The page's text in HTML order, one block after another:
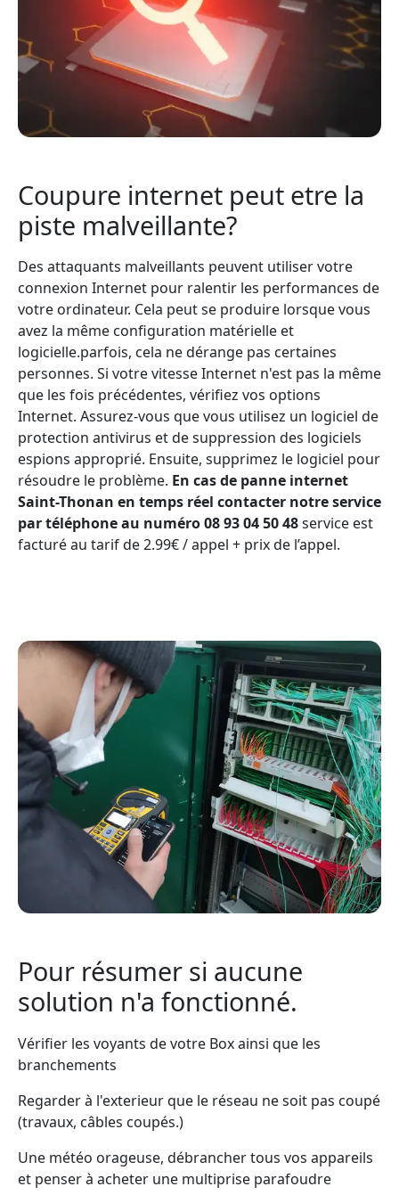
Coupure internet peut etre la
piste malveillante?
Des attaquants malveillants peuvent utiliser votre
connexion Internet pour ralentir les performances de
votre ordinateur. Cela peut se produire lorsque vous
avez la même configuration matérielle et
logicielle.parfois, cela ne dérange pas certaines
personnes. Si votre vitesse Internet n'est pas la même
que les fois précédentes, vérifiez vos options
Internet. Assurez-vous que vous utilisez un logiciel de
protection antivirus et de suppression des logiciels
espions approprié. Ensuite, supprimez le logiciel pour
résoudre le problème. En cas de panne internet
Saint-Thonan en temps réel contacter notre service
par téléphone au numéro 08 93 04 50 48service est
facturé au tarif de 2.99€ / appel + prix de l’appel.
Pour résumer si aucune
solution n'a fonctionné.
Vérifier les voyants de votre Box ainsi que les
branchements
Regarder à l'exterieur que le réseau ne soit pas coupé
(travaux, câbles coupés.)
Une météo orageuse, débrancher tous vos appareils
et penser à acheter une multiprise parafoudre